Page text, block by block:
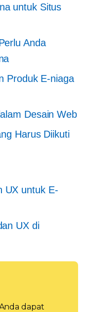
untuk Situs
Anda
Produk E-niaga
Desain Web
Harus Diikuti
UX untuk E-
UX di
dapat